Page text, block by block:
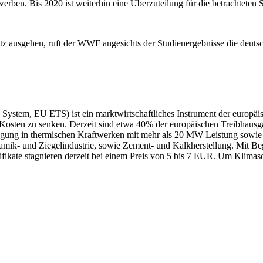
Bis 2020 ist weiterhin eine Überzuteilung für die betrachteten
ruft der WWF angesichts der Studienergebnisse die
EU ETS) ist ein marktwirtschaftliches Instrument der
zu senken. Derzeit sind etwa 40% der europäischen
in thermischen Kraftwerken mit mehr als 20 MW Leistung
und Ziegelindustrie, sowie Zement- und Kalkherstellung. Mit
stagnieren derzeit bei einem Preis von 5 bis 7 EUR. Um